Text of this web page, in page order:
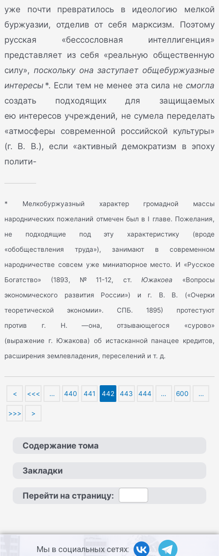
уже почти превратилось в идеологию мелкой
буржуазии, отделив от себя марксизм. Поэтому
русская «бессословная интеллигенция»
представляет из себя «реальную общественную
силу», поскольку она заступает общебуржуазные
интересы *. Если тем не менее эта сила не смогла
создать подходящих для защищаемых
ею интересов учреждений, не сумела переделать
«атмосферы современной российской культуры»
(г. В. В.), если «активный демократизм в эпоху
полити-
* Мелкобуржуазный характер громадной массы
народнических пожеланий отмечен был в I главе. Пожелания,
не подходящие под эту характеристику (вроде
«обобществления труда»), занимают в современном
народничестве совсем уже миниатюрное место. И «Русское
Богатство» (1893, № 11-12, ст.Южакоеа «Вопросы
экономического развития России») и г. В. В. («Очерки
теоретической экономии». СПБ. 1895) протестуют
против г. Н. —она, отзывающегося «сурово»
(выражение г. Южакова) об истасканной панацее кредитов,
расширения землевладения, переселений и т. д.
< <<< … 440 441 442 443 444 … 600 …
>>> >
Содержание тома
Закладки
Перейти на страницу:
Мы в социальных сетях: